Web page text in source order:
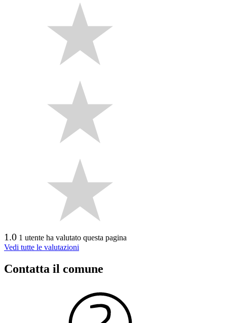
1.0 1 utente ha valutato questa pagina
Vedi tutte le valutazioni
Contatta il comune